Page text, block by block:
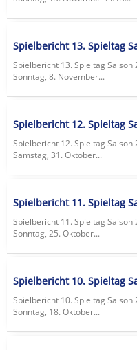
Spielbericht 13. Spieltag
Spielbericht 13. Spieltag
Sonntag, 8. November...
Spielbericht 12. Spieltag
Spielbericht 12. Spieltag
Samstag, 31. Oktober...
Spielbericht 11. Spieltag
Spielbericht 11. Spieltag
Sonntag, 25. Oktober...
Spielbericht 10. Spieltag
Spielbericht 10. Spieltag
Sonntag, 18. Oktober...